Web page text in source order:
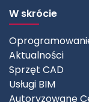
W skrócie
Aktualności
Sprzęt CAD
Usługi BIM
Autoryzowane